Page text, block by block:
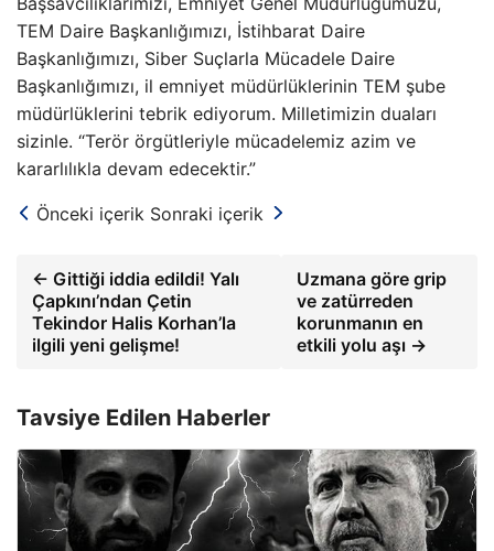
TEM Daire Başkanlığımızı, İstihbarat Daire
Başkanlığımızı, Siber Suçlarla Mücadele Daire
Başkanlığımızı, il emniyet müdürlüklerinin TEM şube
müdürlüklerini tebrik ediyorum. Milletimizin duaları
sizinle. “Terör örgütleriyle mücadelemiz azim ve
kararlılıkla devam edecektir.”
Önceki içerik Sonraki içerik
← Gittiği iddia edildi! Yalı
Çapkını’ndan Çetin
Tekindor Halis Korhan’la
ilgili yeni gelişme!
Uzmana göre grip
ve zatürreden
korunmanın en
etkili yolu aşı →
Tavsiye Edilen Haberler